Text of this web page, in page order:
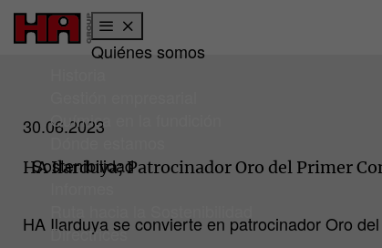
Ir a la página principal
Skip to page footer
Quiénes somos
Química en la fundición
Sostenibilidad
Directrices
30.06.2023
HA Ilarduya; Patrocinador Oro del Primer
HA Ilarduya se convierte en patrocinador Oro